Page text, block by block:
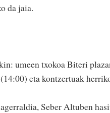
da jaia.
umeen txokoa Biteri
eta kontzertuak
Seber Altuben